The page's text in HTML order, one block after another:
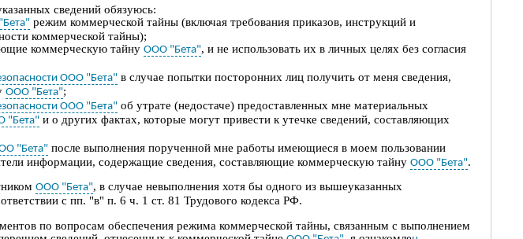
сведений обязуюсь:
режим коммерческой тайны (включая требования приказов, инструкций и
коммерческой тайны);
коммерческую тайну ООО "Бета", и не использовать их в личных целях без согласия
ООО "Бета" в случае попытки посторонних лиц получить от меня сведения,
ООО "Бета";
ООО "Бета" об утрате (недостаче) предоставленных мне материальных
"Бета" и о других фактах, которые могут привести к утечке сведений, составляющих
"Бета" после выполнения порученной мне работы имеющиеся в моем пользовании
информации, содержащие сведения, составляющие коммерческую тайну ООО "Бета".
ООО "Бета", в случае невыполнения хотя бы одного из вышеуказанных
с пп. "в" п. 6 ч. 1 ст. 81 Трудового кодекса РФ.
по вопросам обеспечения режима коммерческой тайны, связанным с выполнением